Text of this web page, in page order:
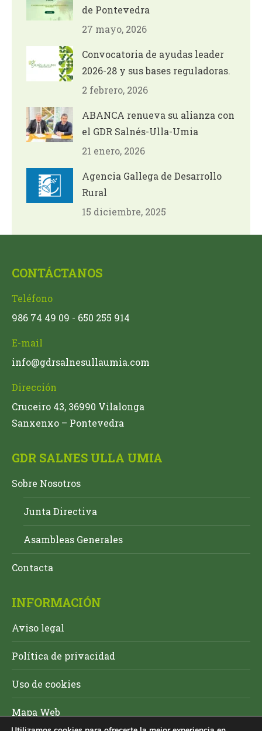
de Pontevedra
27 mayo, 2026
Convocatoria de ayudas leader
2026-28 y sus bases reguladoras.
2 febrero, 2026
ABANCA renueva su alianza con
el GDR Salnés-Ulla-Umia
21 enero, 2026
Agencia Gallega de Desarrollo
Rural
15 diciembre, 2025
CONTÁCTANOS
Teléfono
986 74 49 09 - 650 255 914
E-mail
info@gdrsalnesullaumia.com
Dirección
Cruceiro 43, 36990 Vilalonga
Sanxenxo – Pontevedra
GDR SALNES ULLA UMIA
Sobre Nosotros
Junta Directiva
Asambleas Generales
Contacta
INFORMACIÓN
Aviso legal
Política de privacidad
Uso de cookies
Mapa Web